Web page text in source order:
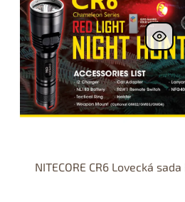
NITECORE CR6 Lovecká sada